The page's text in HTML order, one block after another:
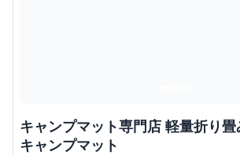
キャンプマット専門店 軽量折り畳
キャンプマット